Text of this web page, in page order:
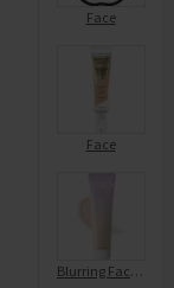
Face
Face
Blurring Face Primer 00